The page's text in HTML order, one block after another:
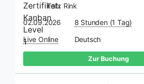
Felix Rink
02.09.2026
8 Stunden (1 Tag)
Live Online Deutsch
Zur Buchung